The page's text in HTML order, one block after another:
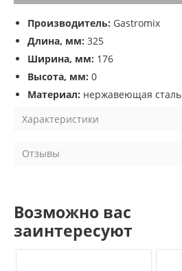
Производитель: Gastromix
Длина, мм: 325
Ширина, мм: 176
Высота, мм: 0
Материал: нержавеющая сталь
Характеристики
Отзывы
Возможно вас
заинтересуют